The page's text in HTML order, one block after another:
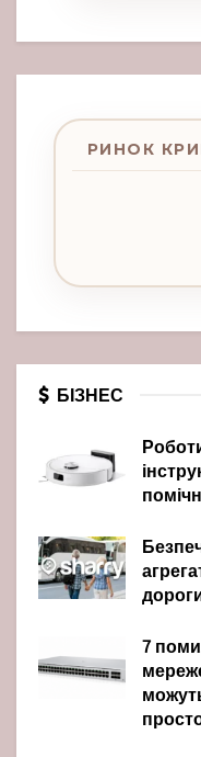
РИНОК
БІЗНЕС
7